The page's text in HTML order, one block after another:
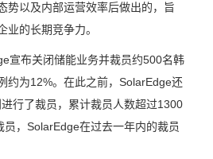
势以及内部运营效率后做出的，旨
业的长期竞争力。
宣布关闭储能业务并裁员约500名韩
约为12%。在此之前，SolarEdge还
行了裁员，累计裁员人数超过1300
，SolarEdge在过去一年内的裁员